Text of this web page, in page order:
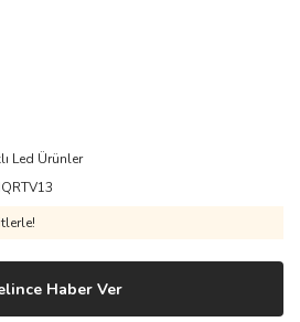
Led Ürünler
Haber Ver